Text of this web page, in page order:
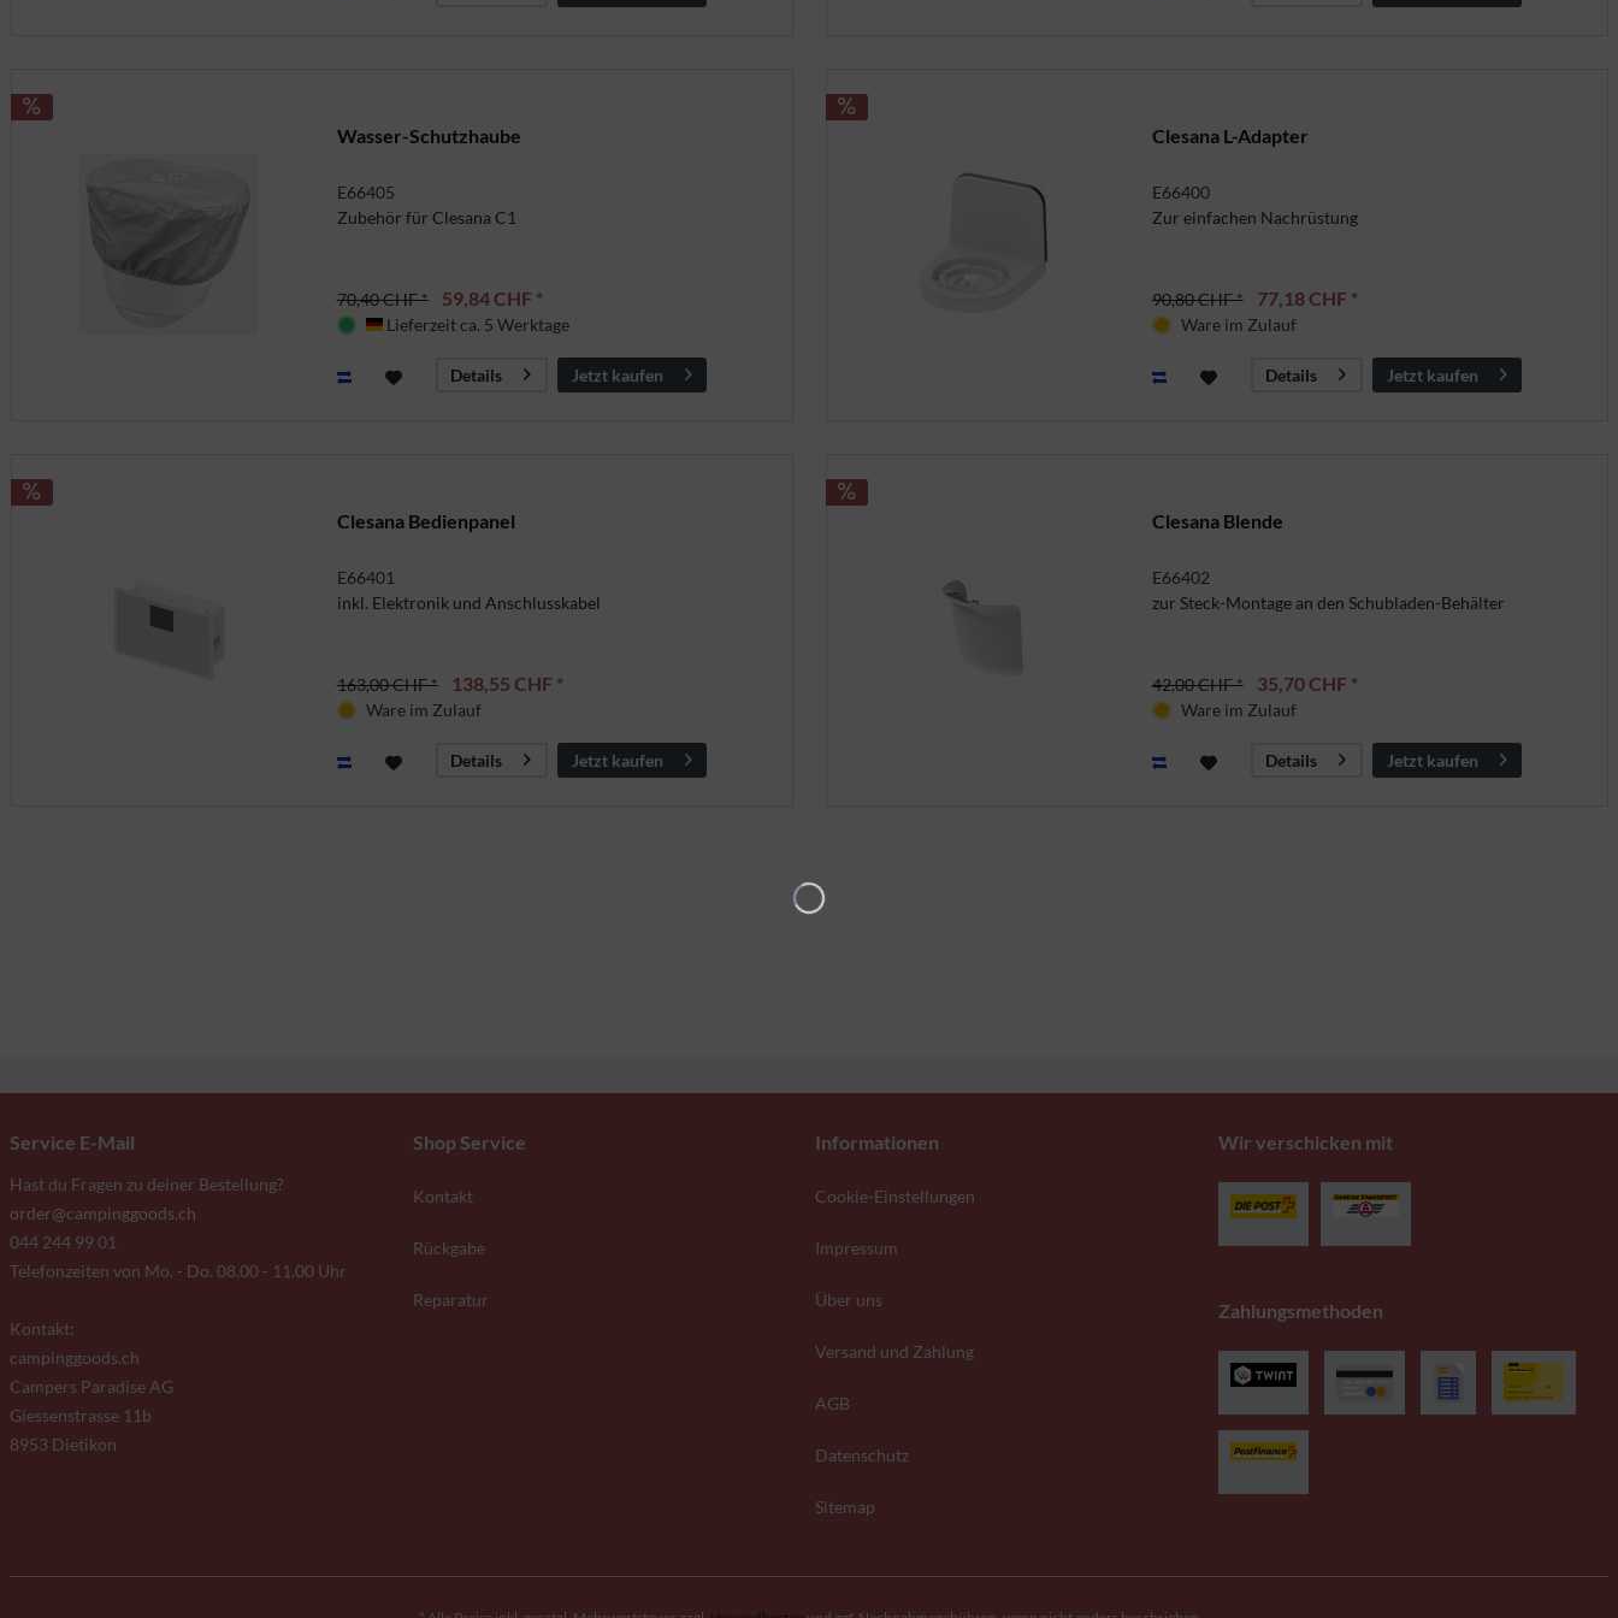
Wasser-Schutzhaube
E66405
Zubehör für Clesana C1
70,40 CHF * 59,84 CHF *
Deutschland
Lieferzeit ca. 5 Werktage
Details Jetzt kaufen
Clesana L-Adapter
E66400
Zur einfachen Nachrüstung
90,80 CHF * 77,18 CHF *
Ware im Zulauf
Details Jetzt kaufen
Clesana Bedienpanel
E66401
inkl. Elektronik und Anschlusskabel
163,00 CHF * 138,55 CHF *
Ware im Zulauf
Details Jetzt kaufen
Clesana Blende
E66402
zur Steck-Montage an den Schubladen-Behälter
42,00 CHF * 35,70 CHF *
Ware im Zulauf
Details Jetzt kaufen
Service E-Mail
Hast du Fragen zu deiner Bestellung?
order@campinggoods.ch
044 244 99 01
Telefonzeiten von Mo. - Do. 08.00 - 11.00 Uhr
Kontakt:
campinggoods.ch
Campers Paradise AG
Giessenstrasse 11b
8953 Dietikon
Shop Service
Kontakt
Rückgabe
Reparatur
Informationen
Cookie-Einstellungen
Impressum
Über uns
Versand und Zahlung
AGB
Datenschutz
Sitemap
Wir verschicken mit
Zahlungsmethoden